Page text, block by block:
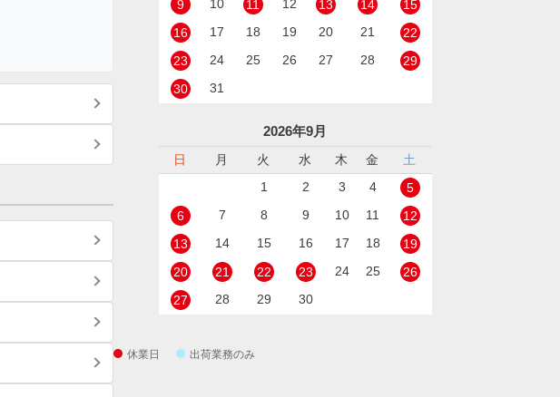
9
10 11 12 13 14
15
16
17 18 19 20 21
22
23
24 25 26 27 28
29
30
31
2026年9月
日 月 火 水 木 金
土
1
2 3 4
5
6
7 8 9 10 11
12
13
14 15 16 17 18
19
20
21 22 23 24 25
26
27
28 29 30
休業日 出荷業務のみ